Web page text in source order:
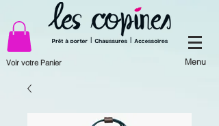
Voir votre Panier Menu